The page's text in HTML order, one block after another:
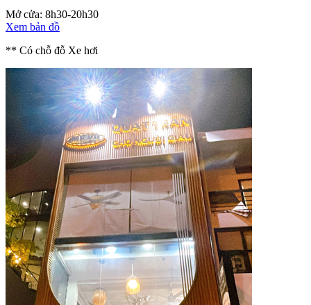
Mở cửa: 8h30-20h30
Xem bản đồ
** Có chỗ đỗ Xe hơi